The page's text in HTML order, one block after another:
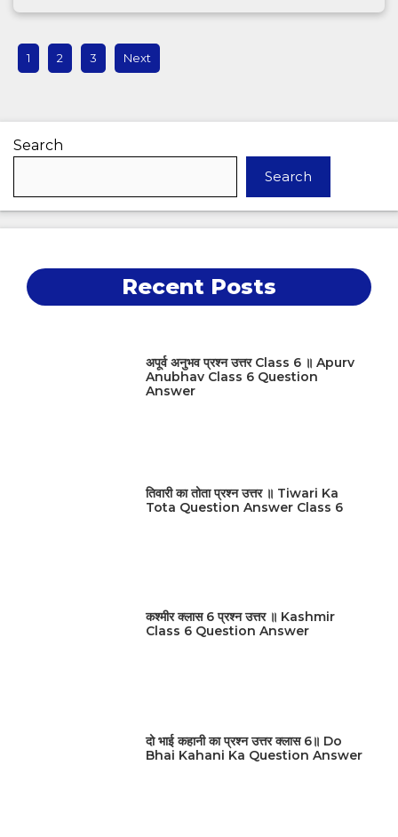
1 2 3 Next
Search
Search
Recent Posts
अपूर्व अनुभव प्रश्न उत्तर Class 6 ॥ Apurv
Anubhav Class 6 Question
Answer
तिवारी का तोता प्रश्न उत्तर ॥ Tiwari Ka
Tota Question Answer Class 6
कश्मीर क्लास 6 प्रश्न उत्तर ॥ Kashmir
Class 6 Question Answer
दो भाई कहानी का प्रश्न उत्तर क्लास 6॥ Do
Bhai Kahani Ka Question Answer